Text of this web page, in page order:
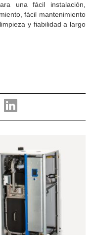
una fácil instalación,
fácil mantenimiento
y fiabilidad a largo